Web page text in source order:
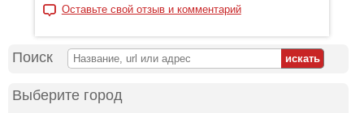
Оставьте свой отзыв и комментарий
Поиск
Выберите город